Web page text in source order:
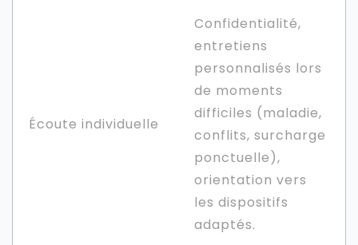
Écoute individuelle
Confidentialité,
entretiens
personnalisés lors
de moments
difficiles (maladie,
conflits, surcharge
ponctuelle),
orientation vers
les dispositifs
adaptés.